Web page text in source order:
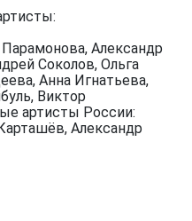
Александр
Соколов, Ольга
Анна Игнатьева,
Виктор
артисты России:
Александр